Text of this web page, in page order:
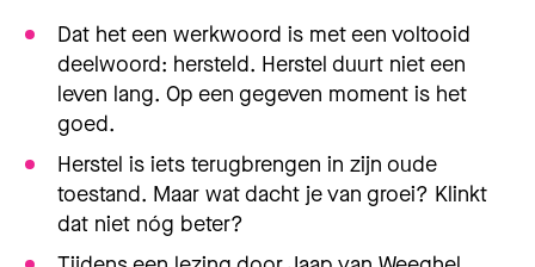
Dat het een werkwoord is met een voltooid
deelwoord: hersteld. Herstel duurt niet een
leven lang. Op een gegeven moment is het
goed.
Herstel is iets terugbrengen in zijn oude
toestand. Maar wat dacht je van groei? Klinkt
dat niet nóg beter?